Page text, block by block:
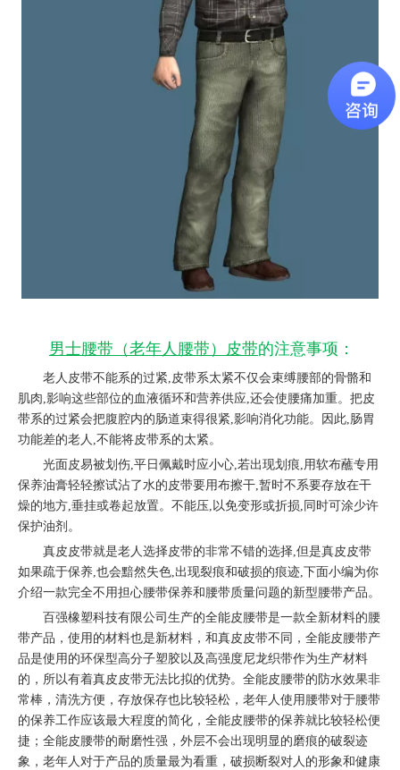
男士腰带（老年人腰带）皮带的注意事项：
老人皮带不能系的过紧,皮带系太紧不仅会束缚腰部的骨骼和
肌肉,影响这些部位的血液循环和营养供应,还会使腰痛加重。把皮
带系的过紧会把腹腔内的肠道束得很紧,影响消化功能。因此,肠胃
功能差的老人,不能将皮带系的太紧。
光面皮易被划伤,平日佩戴时应小心,若出现划痕,用软布蘸专用
保养油膏轻轻擦试沾了水的皮带要用布擦干,暂时不系要存放在干
燥的地方,垂挂或卷起放置。不能压,以免变形或折损,同时可涂少许
保护油剂。
真皮皮带就是老人选择皮带的非常不错的选择,但是真皮皮带
如果疏于保养,也会黯然失色,出现裂痕和破损的痕迹,下面小编为你
介绍一款完全不用担心腰带保养和腰带质量问题的新型腰带产品。
百强橡塑科技有限公司生产的全能皮腰带是一款全新材料的腰
带产品，使用的材料也是新材料，和真皮皮带不同，全能皮腰带产
品是使用的环保型高分子塑胶以及高强度尼龙织带作为生产材料
的，所以有着真皮皮带无法比拟的优势。全能皮腰带的防水效果非
常棒，清洗方便，存放保存也比较轻松，老年人使用腰带对于腰带
的保养工作应该最大程度的简化，全能皮腰带的保养就比较轻松便
捷；全能皮腰带的耐磨性强，外层不会出现明显的磨痕的破裂迹
象，老年人对于产品的质量最为看重，破损断裂对人的形象和健康